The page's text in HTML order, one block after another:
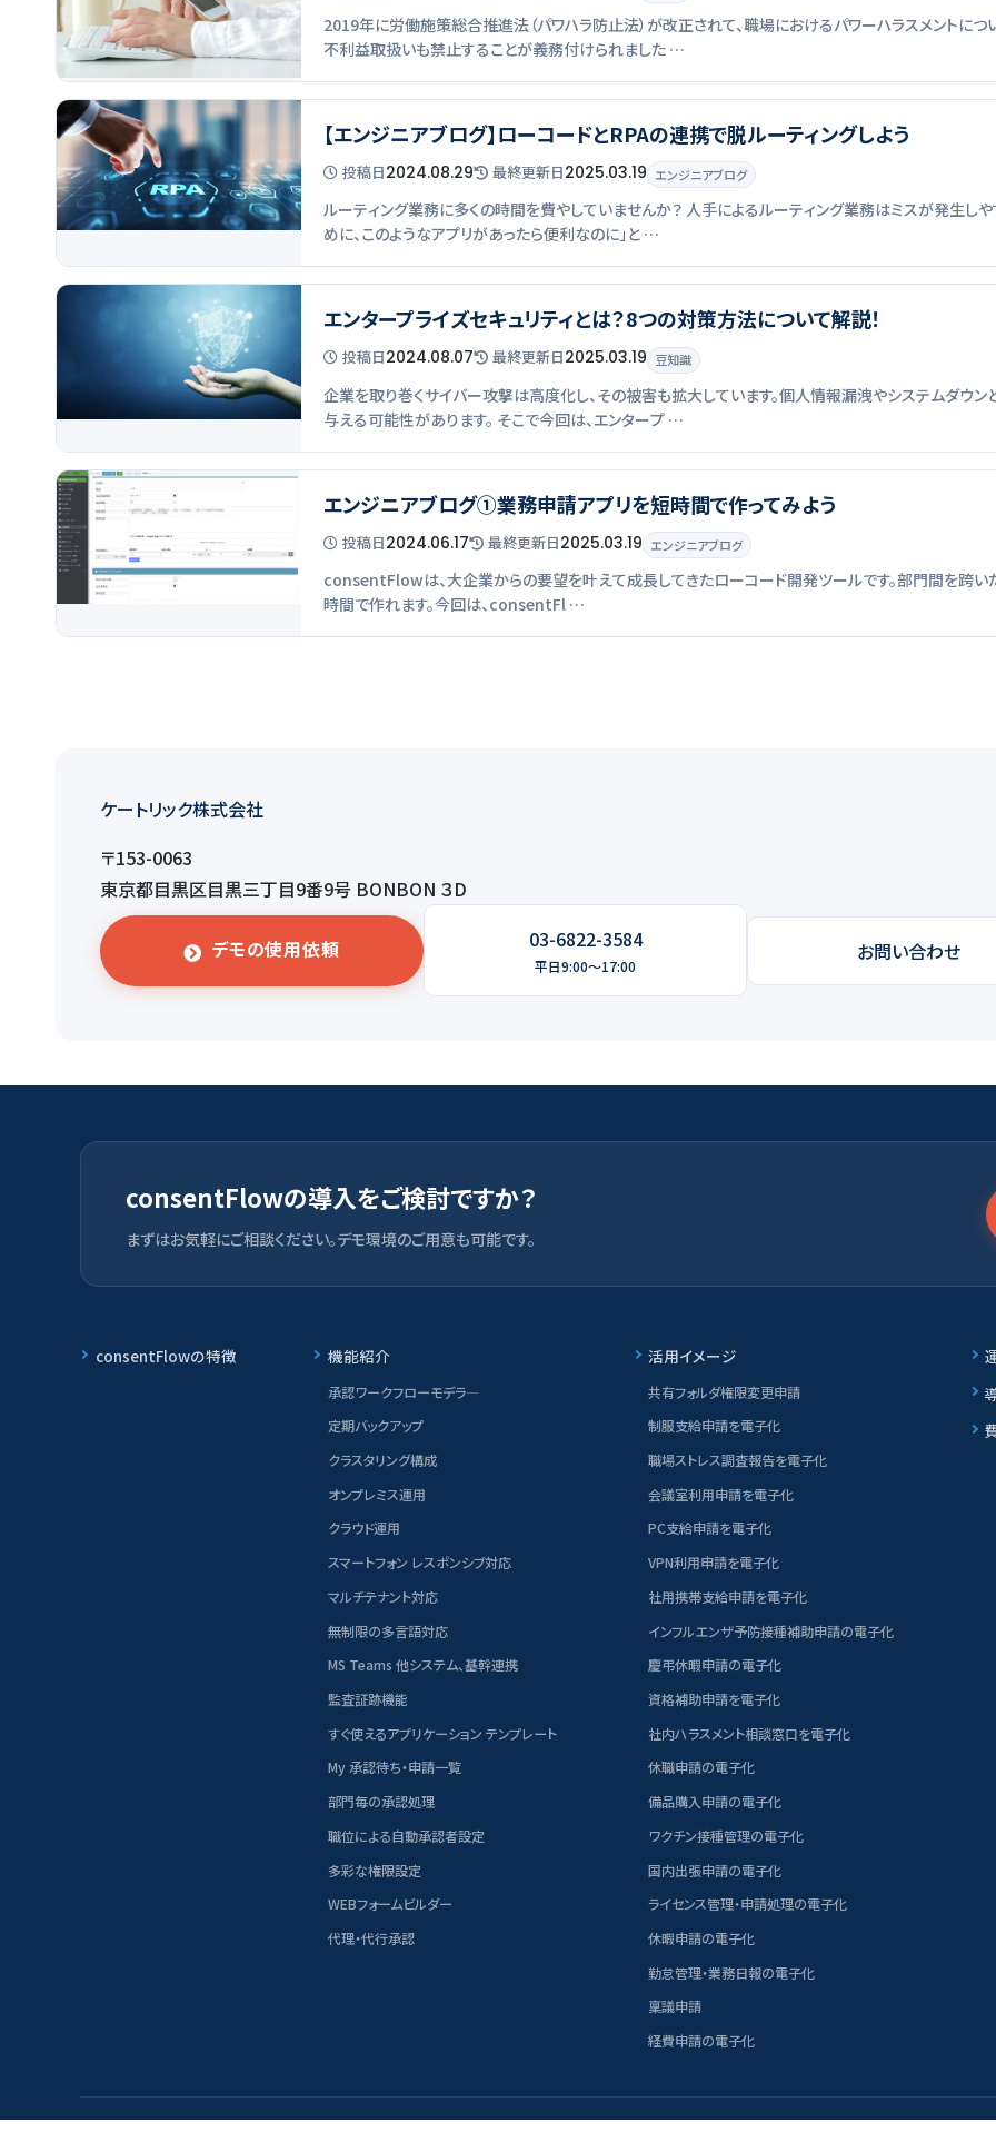
2019年に労働施策総合推進法（パワハラ防止法）が改正されて、職場におけるパワーハラスメントに
不利益取扱いも禁止することが義務付けられました …
【エンジニアブログ】ローコードとRPAの連携で脱ルーティングしよう
投稿日2024.08.29 最終更新日2025.03.19 エンジニアブログ
ルーティング業務に多くの時間を費やしていませんか？ 人手によるルーティング業務はミスが発生し
めに、このようなアプリがあったら便利なのに」と …
エンタープライズセキュリティとは？8つの対策方法について解説！
投稿日2024.08.07 最終更新日2025.03.19 豆知識
企業を取り巻くサイバー攻撃は高度化し、その被害も拡大しています。個人情報漏洩やシステムダウ
与える可能性があります。 そこで今回は、エンタープ …
エンジニアブログ①業務申請アプリを短時間で作ってみよう
投稿日2024.06.17 最終更新日2025.03.19 エンジニアブログ
consentFlowは、大企業からの要望を叶えて成長してきたローコード開発ツールです。部門間を跨
時間で作れます。今回は、consentFl …
ケートリック株式会社
〒153-0063
東京都目黒区目黒三丁目9番9号 BONBON ３D
デモの使用依頼 03-6822-3584
平日9:00～17:00
お問い合わせ
consentFlowの導入をご検討ですか？
まずはお気軽にご相談ください。デモ環境のご用意も可能です。
consentFlowの特徴 機能紹介
承認ワークフローモデラ―
定期バックアップ
クラスタリング構成
オンプレミス運用
クラウド運用
スマートフォン レスポンシブ対応
マルチテナント対応
無制限の多言語対応
MS Teams 他システム、基幹連携
監査証跡機能
すぐ使えるアプリケーション テンプレート
My 承認待ち・申請一覧
部門毎の承認処理
職位による自動承認者設定
多彩な権限設定
WEBフォームビルダー
代理・代行承認
活用イメージ
共有フォルダ権限変更申請
制服支給申請を電子化
職場ストレス調査報告を電子化
会議室利用申請を電子化
PC支給申請を電子化
VPN利用申請を電子化
社用携帯支給申請を電子化
インフルエンザ予防接種補助申請の電子化
慶弔休暇申請の電子化
資格補助申請を電子化
社内ハラスメント相談窓口を電子化
休職申請の電子化
備品購入申請の電子化
ワクチン接種管理の電子化
国内出張申請の電子化
ライセンス管理・申請処理の電子化
休暇申請の電子化
勤怠管理・業務日報の電子化
稟議申請
経費申請の電子化